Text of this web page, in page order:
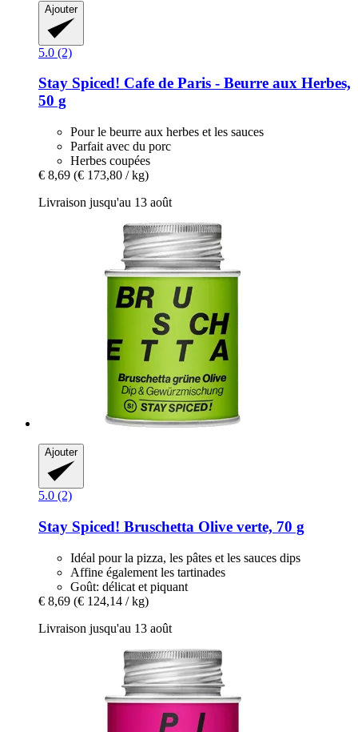
Ajouter
5.0 (2)
Stay Spiced! Cafe de Paris -​ Beurre aux Herbes,
50 g
Pour le beurre aux herbes et les sauces
Parfait avec du porc
Herbes coupées
€ 8,69 (€ 173,80 / kg)
Livraison jusqu'au 13 août
Ajouter
5.0 (2)
Stay Spiced! Bruschetta Olive verte, 70 g
Idéal pour la pizza, les pâtes et les sauces dips
Affine également les tartinades
Goût: délicat et piquant
€ 8,69 (€ 124,14 / kg)
Livraison jusqu'au 13 août